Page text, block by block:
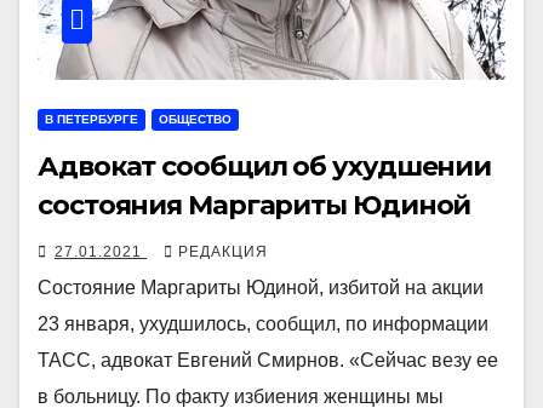
В ПЕТЕРБУРГЕ ОБЩЕСТВО
Адвокат сообщил об ухудшении
состояния Маргариты Юдиной
27.01.2021 РЕДАКЦИЯ
Состояние Маргариты Юдиной, избитой на акции
23 января, ухудшилось, сообщил, по информации
ТАСС, адвокат Евгений Смирнов. «Сейчас везу ее
в больницу. По факту избиения женщины мы